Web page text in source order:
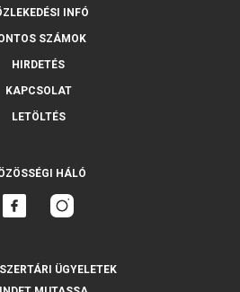
INFÓ
SZÁMOK
HIRDETÉS
KAPCSOLAT
LETÖLTÉS
HÁLÓ
ÜGYELETEK